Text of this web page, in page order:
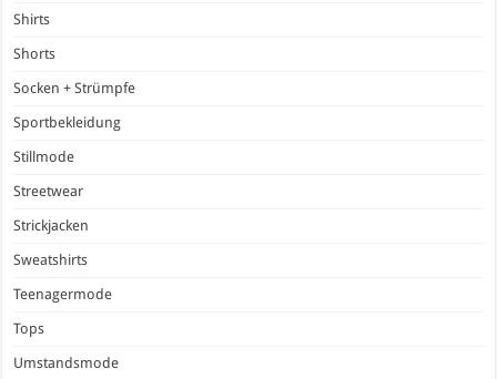
Shirts
Shorts
Socken + Strümpfe
Sportbekleidung
Stillmode
Streetwear
Strickjacken
Sweatshirts
Teenagermode
Tops
Umstandsmode